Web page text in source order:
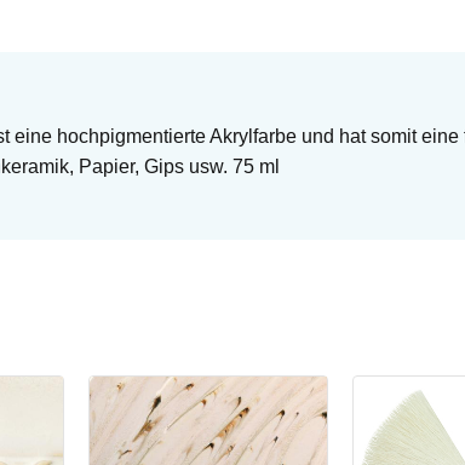
eine hochpigmentierte Akrylfarbe und hat somit
Papier, Gips usw. 75 ml